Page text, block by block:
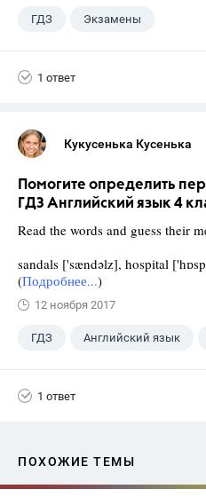
ГДЗ Экзамены
1 ответ
Кукусенька Кусенька
Помогите определить
ГДЗ Английский язык 4
Read the words and guess their
sandals ['sændəlz], hospital
(Подробнее...)
12 ноября 2017
ГДЗ Английский язык
1 ответ
ПОХОЖИЕ ТЕМЫ